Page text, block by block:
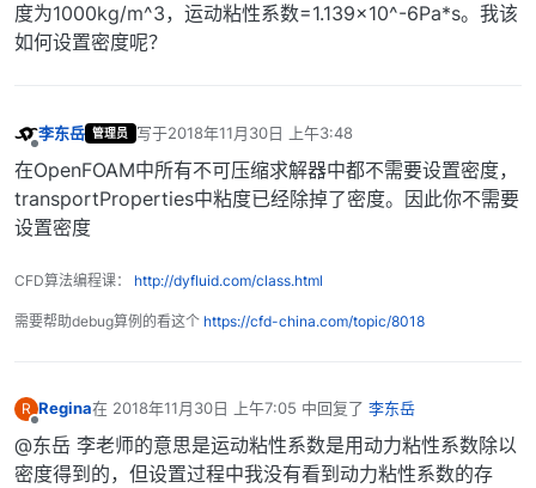
度为1000kg/m^3，运动粘性系数=1.139×10^-6Pa*s。我该
如何设置密度呢？
李东岳 管理员 写于2018年11月30日 上午3:48
最后由 编辑
在OpenFOAM中所有不可压缩求解器中都不需要设置密度，
transportProperties中粘度已经除掉了密度。因此你不需要
设置密度
CFD算法编程课： http://dyfluid.com/class.html
需要帮助debug算例的看这个 https://cfd-china.com/topic/8018
R Regina在 2018年11月30日 上午7:05 中回复了 李东岳
最后由 编辑
@东岳 李老师的意思是运动粘性系数是用动力粘性系数除以
密度得到的，但设置过程中我没有看到动力粘性系数的存